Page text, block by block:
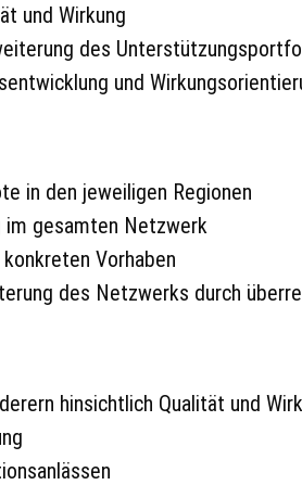
und Wirkung
des
und
in den jeweiligen Regionen
im gesamten Netzwerk
Vorhaben
des Netzwerks durch
hinsichtlich Qualität und